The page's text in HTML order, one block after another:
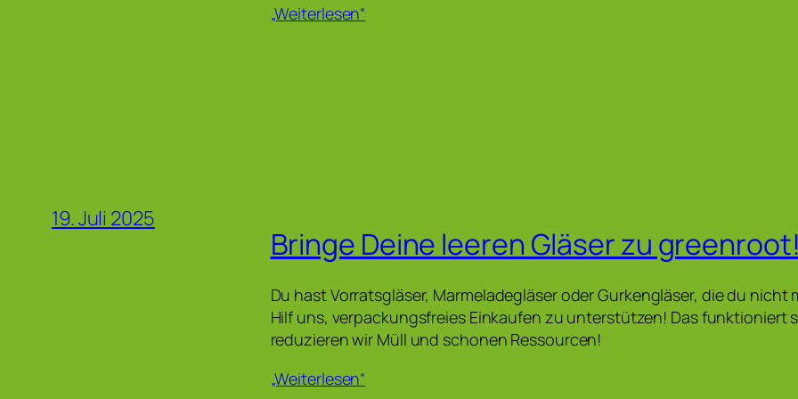
„Weiterlesen“
19. Juli 2025
Bringe Deine leeren Gläser zu
Du hast Vorratsgläser, Marmeladegläser oder Gurkengläser, die du nicht
Hilf uns, verpackungsfreies Einkaufen zu unterstützen! Das funktioniert
reduzieren wir Müll und schonen Ressourcen!
„Weiterlesen“